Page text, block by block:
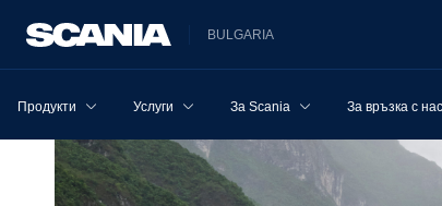
BULGARIA
Продукти Услуги За Scania За връзка с нас